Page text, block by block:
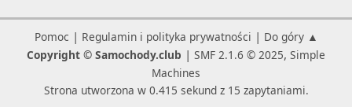
Pomoc | Regulamin i polityka prywatności | Do góry ▲
Copyright © Samochody.club | SMF 2.1.6 © 2025, Simple
Machines
Strona utworzona w 0.415 sekund z 15 zapytaniami.